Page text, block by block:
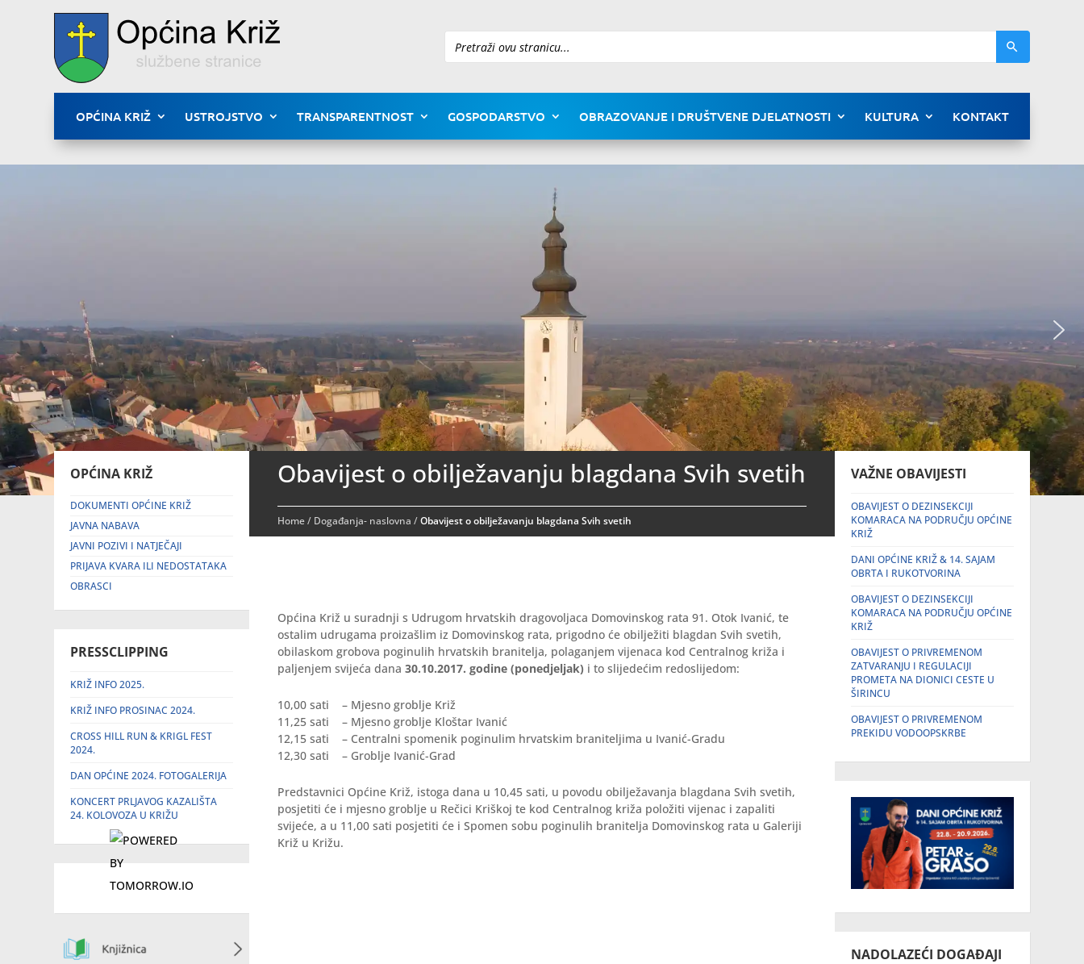
Pretraži
OPĆINA KRIŽ USTROJSTVO TRANSPARENTNOST GOSPODARSTVO OBRAZOVANJE I DRUŠTVENE DJELATNOSTI KULTURA KONTAKT
OPĆINA KRIŽ
DOKUMENTI OPĆINE KRIŽ
JAVNA NABAVA
JAVNI POZIVI I NATJEČAJI
PRIJAVA KVARA ILI NEDOSTATAKA
OBRASCI
PRESSCLIPPING
KRIŽ INFO 2025.
KRIŽ INFO PROSINAC 2024.
CROSS HILL RUN & KRIGL FEST
2024.
DAN OPĆINE 2024. FOTOGALERIJA
KONCERT PRLJAVOG KAZALIŠTA
24. KOLOVOZA U KRIŽU
Obavijest o obilježavanju blagdana Svih svetih
Home/ Događanja- naslovna /Obavijest o obilježavanju blagdana Svih svetih
Općina Križ u suradnji s Udrugom hrvatskih dragovoljaca Domovinskog rata 91. Otok Ivanić, te
ostalim udrugama proizašlim iz Domovinskog rata, prigodno će obilježiti blagdan Svih svetih,
obilaskom grobova poginulih hrvatskih branitelja, polaganjem vijenaca kod Centralnog križa i
paljenjem svijeća dana30.10.2017. godine (ponedjeljak) i to slijedećim redoslijedom:
10,00 sati – Mjesno groblje Križ
11,25 sati – Mjesno groblje Kloštar Ivanić
12,15 sati – Centralni spomenik poginulim hrvatskim braniteljima u Ivanić-Gradu
12,30 sati – Groblje Ivanić-Grad
Predstavnici Općine Križ, istoga dana u 10,45 sati, u povodu obilježavanja blagdana Svih svetih,
posjetiti će i mjesno groblje u Rečici Kriškoj te kod Centralnog križa položiti vijenac i zapaliti
svijeće, a u 11,00 sati posjetiti će i Spomen sobu poginulih branitelja Domovinskog rata u Galeriji
Križ u Križu.
VAŽNE OBAVIJESTI
OBAVIJEST O DEZINSEKCIJI
KOMARACA NA PODRUČJU OPĆINE
KRIŽ
DANI OPĆINE KRIŽ & 14. SAJAM
OBRTA I RUKOTVORINA
OBAVIJEST O DEZINSEKCIJI
KOMARACA NA PODRUČJU OPĆINE
KRIŽ
OBAVIJEST O PRIVREMENOM
ZATVARANJU I REGULACIJI
PROMETA NA DIONICI CESTE U
ŠIRINCU
OBAVIJEST O PRIVREMENOM
PREKIDU VODOOPSKRBE
NADOLAZEĆI DOGAĐAJI